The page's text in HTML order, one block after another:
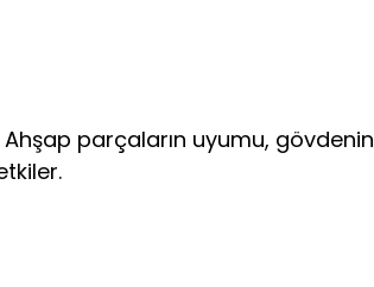
Ahşap parçaların uyumu, gövdenin